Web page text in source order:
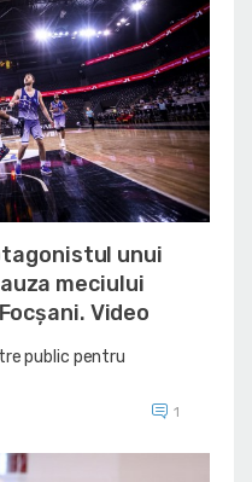
unui
meciului
Video
public pentru
1